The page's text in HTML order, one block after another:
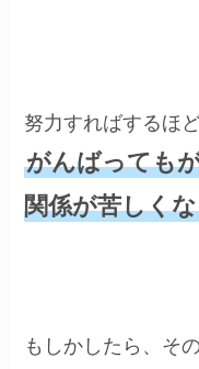
努力すればするほ
がんばっても
関係が苦しく
もしかしたら、そ